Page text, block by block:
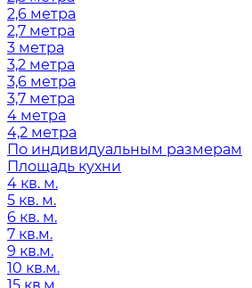
2,6 метра
2,7 метра
3 метра
3,2 метра
3,6 метра
3,7 метра
4 метра
4,2 метра
По индивидуальным размерам
Площадь кухни
4 кв. м.
5 кв. м.
6 кв. м.
7 кв.м.
9 кв.м.
10 кв.м.